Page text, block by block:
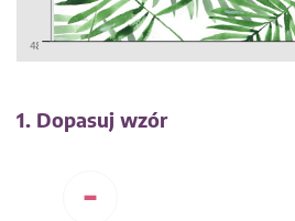
1. Dopasuj wzór
-